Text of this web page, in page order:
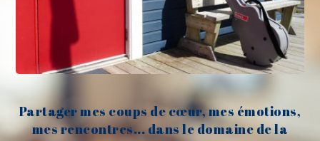
Partager mes coups de cœur, mes émotions,
mes rencontres... dans le domaine de la